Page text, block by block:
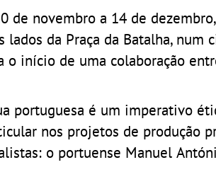
de novembro a 14 de
da Praça da Batalha, num
o início de uma colaboração
portuguesa é um imperativo
nos projetos de produção
o portuense Manuel